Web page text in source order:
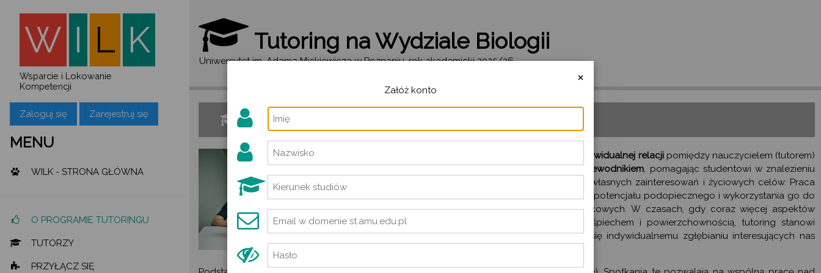
W I L K
Wsparcie i Lokowanie
Kompetencji
Zaloguj się Zarejestruj się
MENU
WILK - STRONA GŁÓWNA
O PROGRAMIE TUTORINGU
TUTORZY
PRZYŁĄCZ SIĘ
Tutoring na Wydziale Biologii
Uniwersytet im. Adama Mickiewicza w Poznaniu, rok akademicki 2025/26
Czym jest Tutoring?
indywidualnej relacjipomiędzy nauczycielem (tutorem)
i studentem (tutee).Tutorstaje sięopiekunem – przewodnikiem, pomagając studentowi w znalezieniu
optymalnej ścieżki naukowej i dostosowaniu jej do własnych zainteresowań i życiowych celów. Praca
w relacji mistrz-uczeń pozwala na odkrycie pełnego potencjału podopiecznego i wykorzystania go do
wspólnej eksploracji pasjonujących zagadnień naukowych. W czasach, gdy coraz więcej aspektów
naszego życia charakteryzuje się masowością, pośpiechem i powierzchownością, tutoring stanowi
swojego rodzaju "wyspę", na której można oddać się indywidualnemu zgłębianiu interesujących nas
×
Załóż konto